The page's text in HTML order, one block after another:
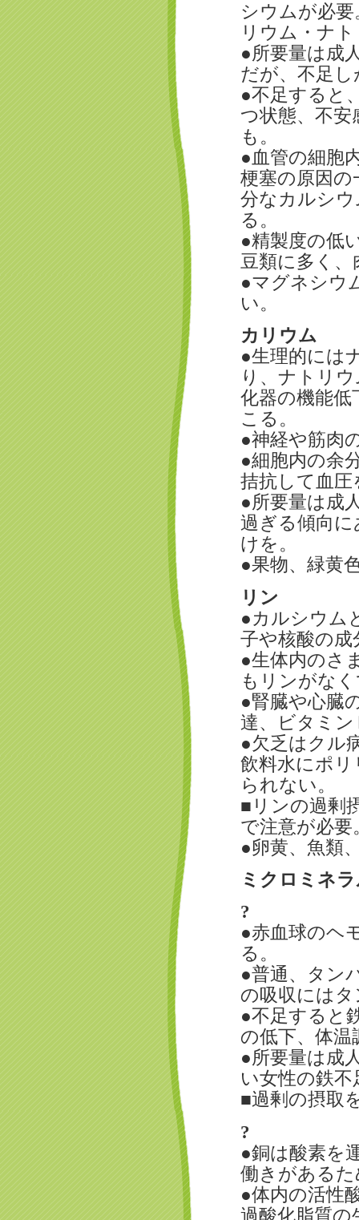
シウムが必
リウム・ナ
●所要量は成
だが、不足
●不足すると
つ状態、不
も。
●血管の細胞
梗塞の原因
分なカルシ
る。
●精製度の低
豆類に多く
●マグネシウ
い。
カリウム
●生理的には
り、ナトリ
化器の機能低
こる。
●神経や筋肉
●細胞内の余
拮抗して血圧
●所要量は成
過ぎる傾向
けを。
●果物、緑黄
リン
●カルシウム
子や核酸の
●生体内のさ
もリンがな
●腎臓や心臓
達、ビタミ
●欠乏はクル
飲料水にポ
られない。
■リンの過剰
で注意が必要
●卵黄、魚類
ミクロミネ
?
●赤血球のヘ
る。
●普通、タン
の吸収には
●不足すると
の低下、体温
●所要量は成
い女性の鉄
■過剰の摂取
?
●銅は酸素を
働きがある
●体内の活性
過酸化脂質の